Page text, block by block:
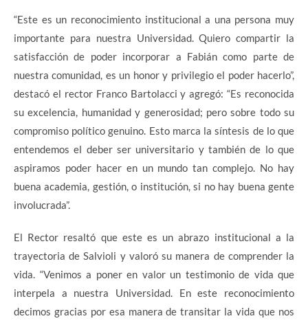
“Este es un reconocimiento institucional a una persona muy
importante para nuestra Universidad. Quiero compartir la
satisfacción de poder incorporar a Fabián como parte de
nuestra comunidad, es un honor y privilegio el poder hacerlo”,
destacó el rector Franco Bartolacci y agregó: “Es reconocida
su excelencia, humanidad y generosidad; pero sobre todo su
compromiso político genuino. Esto marca la síntesis de lo que
entendemos el deber ser universitario y también de lo que
aspiramos poder hacer en un mundo tan complejo. No hay
buena academia, gestión, o institución, si no hay buena gente
involucrada”.
El Rector resaltó que este es un abrazo institucional a la
trayectoria de Salvioli y valoró su manera de comprender la
vida. “Venimos a poner en valor un testimonio de vida que
interpela a nuestra Universidad. En este reconocimiento
decimos gracias por esa manera de transitar la vida que nos